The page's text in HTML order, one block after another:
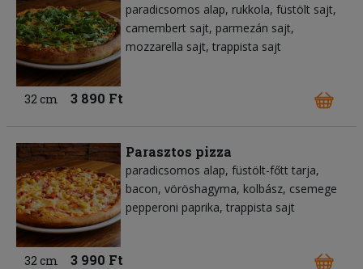
paradicsomos alap rukkola füstölt sajt
camembert sajt parmezán sajt
mozzarella sajt trappista sajt
32 cm 3 890 Ft
Parasztos pizza
paradicsomos alap füstölt-főtt tarja
bacon vöröshagyma kolbász csemege
pepperoni paprika trappista sajt
32 cm 3 990 Ft